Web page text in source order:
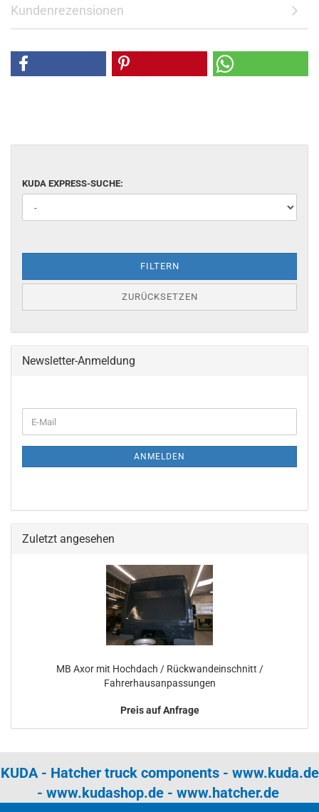
Kundenrezensionen
KUDA EXPRESS-SUCHE:
FILTERN
ZURÜCKSETZEN
Newsletter-Anmeldung
ANMELDEN
Zuletzt angesehen
MB Axor mit Hochdach / Rückwandeinschnitt /
Fahrerhausanpassungen
Preis auf Anfrage
KUDA - Hatcher truck components - www.kuda.de
- www.kudashop.de- www.hatcher.de